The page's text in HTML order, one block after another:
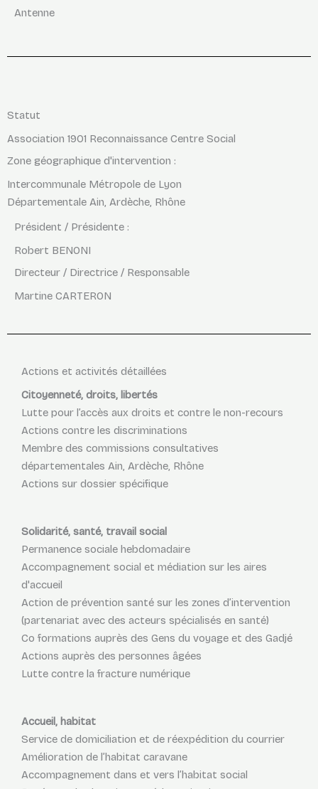
Antenne
Statut
Association 1901 Reconnaissance Centre Social
Zone géographique d'intervention :
Intercommunale Métropole de Lyon
Départementale Ain, Ardèche, Rhône
Président / Présidente :
Robert BENONI
Directeur / Directrice / Responsable
Martine CARTERON
Actions et activités détaillées
Citoyenneté, droits, libertés
Lutte pour l’accès aux droits et contre le non-recours
Actions contre les discriminations
Membre des commissions consultatives
départementales Ain, Ardèche, Rhône
Actions sur dossier spécifique
Solidarité, santé, travail social
Permanence sociale hebdomadaire
Accompagnement social et médiation sur les aires
d'accueil
Action de prévention santé sur les zones d’intervention
(partenariat avec des acteurs spécialisés en santé)
Co formations auprès des Gens du voyage et des Gadjé
Actions auprès des personnes âgées
Lutte contre la fracture numérique
Accueil, habitat
Service de domiciliation et de réexpédition du courrier
Amélioration de l’habitat caravane
Accompagnement dans et vers l’habitat social